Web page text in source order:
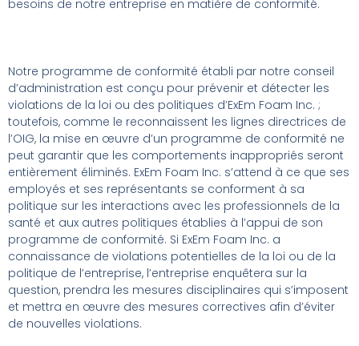
besoins de notre entreprise en matière de conformité.
Notre programme de conformité établi par notre conseil
d’administration est conçu pour prévenir et détecter les
violations de la loi ou des politiques d’ExEm Foam Inc. ;
toutefois, comme le reconnaissent les lignes directrices de
l’OIG, la mise en œuvre d’un programme de conformité ne
peut garantir que les comportements inappropriés seront
entièrement éliminés. ExEm Foam Inc. s’attend à ce que ses
employés et ses représentants se conforment à sa
politique sur les interactions avec les professionnels de la
santé et aux autres politiques établies à l’appui de son
programme de conformité. Si ExEm Foam Inc. a
connaissance de violations potentielles de la loi ou de la
politique de l’entreprise, l’entreprise enquêtera sur la
question, prendra les mesures disciplinaires qui s’imposent
et mettra en œuvre des mesures correctives afin d’éviter
de nouvelles violations.